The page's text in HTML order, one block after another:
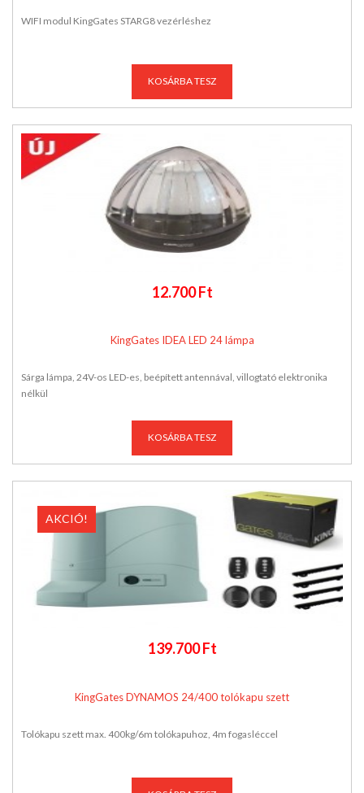
WIFI modul KingGates STARG8 vezérléshez
KOSÁRBA TESZ
12.700 Ft
KingGates IDEA LED 24 lámpa
Sárga lámpa, 24V-os LED-es, beépített antennával, villogtató elektronika
nélkül
KOSÁRBA TESZ
AKCIÓ!
139.700 Ft
KingGates DYNAMOS 24/400 tolókapu szett
Tolókapu szett max. 400kg/6m tolókapuhoz, 4m fogasléccel